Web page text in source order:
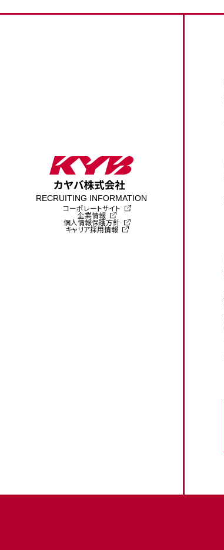
RECRUITING INFORMATION
コーポレートサイト
企業情報
個人情報保護方針
キャリア採用情報